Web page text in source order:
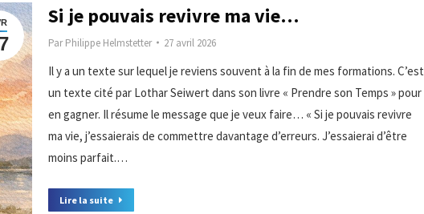
Si je pouvais revivre ma vie…
ParPhilippe Helmstetter 27 avril 2026
Il y a un texte sur lequel je reviens souvent à la fin de mes formations. C’est
un texte cité par Lothar Seiwert dans son livre « Prendre son Temps » pour
en gagner. Il résume le message que je veux faire… « Si je pouvais revivre
ma vie, j’essaierais de commettre davantage d’erreurs. J’essaierai d’être
moins parfait.…
Lire la suite